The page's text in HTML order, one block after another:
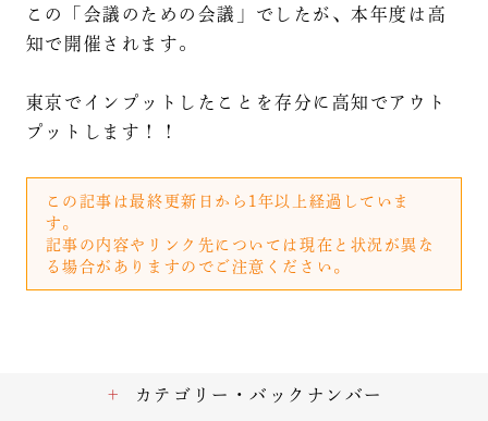
この「会議のための会議」でしたが、本年度は高
知で開催されます。
東京でインプットしたことを存分に高知でアウト
プットします！！
この記事は最終更新日から1年以上経過していま
す。
記事の内容やリンク先については現在と状況が異な
る場合がありますのでご注意ください。
カテゴリー・バックナンバー